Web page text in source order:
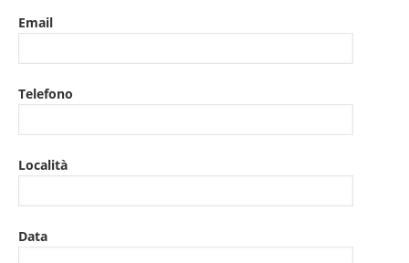
Email
Telefono
Località
Data